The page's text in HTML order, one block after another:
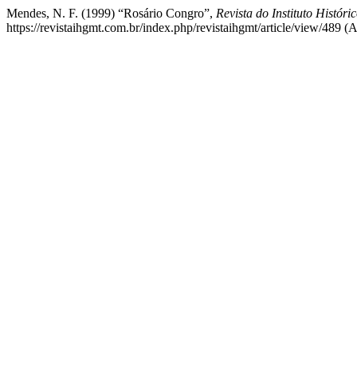
Mendes, N. F. (1999) “Rosário Congro”, Revista do Instituto
https://revistaihgmt.com.br/index.php/revistaihgmt/article/view/489